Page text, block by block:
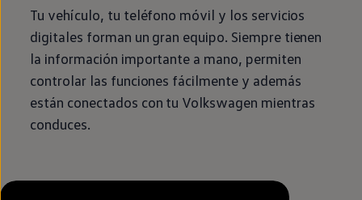
Tu vehículo, tu teléfono móvil y los servicios
digitales forman un gran equipo. Siempre tienen
la información importante a mano, permiten
controlar las funciones fácilmente y además
están conectados con tu Volkswagen mientras
conduces.